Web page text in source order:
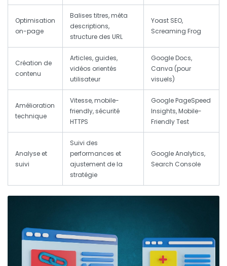
Optimisation
on-page
Balises titres, méta
descriptions,
structure des URL
Yoast SEO,
Screaming Frog
Création de
contenu
Articles, guides,
vidéos orientés
utilisateur
Google Docs,
Canva (pour
visuels)
Amélioration
technique
Vitesse, mobile-
friendly, sécurité
HTTPS
Google PageSpeed
Insights, Mobile-
Friendly Test
Analyse et
suivi
Suivi des
performances et
ajustement de la
stratégie
Google Analytics,
Search Console